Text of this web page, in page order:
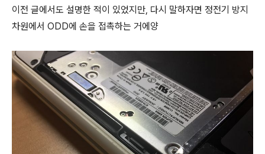
이전 글에서도 설명한 적이 있었지만, 다시 말하자면 정전기 방지
차원에서 ODD에 손을 접촉하는 거에양